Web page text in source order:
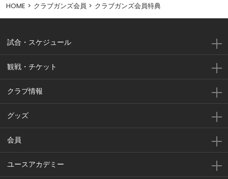
HOME クラブガンズ会員 クラブガンズ会員特典
試合・スケジュール
観戦・チケット
クラブ情報
グッズ
会員
ユースアカデミー